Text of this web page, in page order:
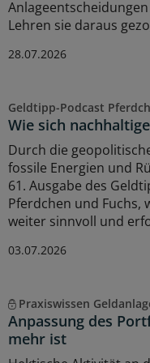
Lehren sie daraus
28.07.2026
Geldtipp-Podcast
Wie sich
Durch die
fossile Energien und
61. Ausgabe des
Pferdchen und Fuchs,
weiter sinnvoll und
03.07.2026
Praxiswissen
Anpassung des
mehr ist